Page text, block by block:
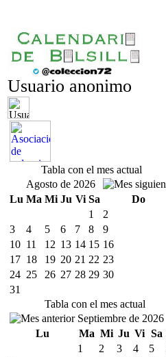
Usuario anonimo
Tabla con el mes actual
Agosto de 2026
Lu Ma Mi Ju Vi Sa
Do
1
2
3
4 5 6 7 8
9
10 11 12 13 14 15 16
17 18 19 20 21 22 23
24 25 26 27 28 29 30
31
Tabla con el mes actual
Septiembre de 2026
Lu
Ma Mi Ju Vi Sa
1
2 3 4 5